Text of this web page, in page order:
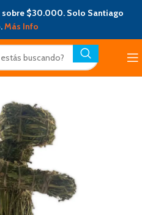
sobre $30.000. Solo Santiago
Más Info